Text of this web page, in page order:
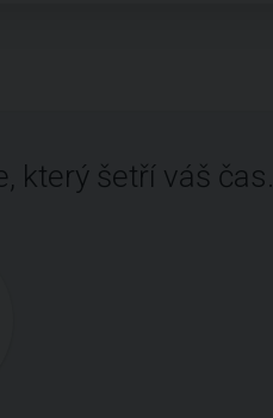
který šetří váš čas.